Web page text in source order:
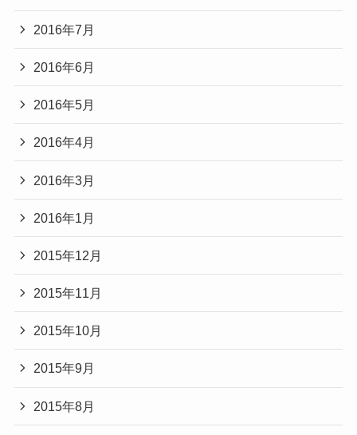
2016年7月
2016年6月
2016年5月
2016年4月
2016年3月
2016年1月
2015年12月
2015年11月
2015年10月
2015年9月
2015年8月